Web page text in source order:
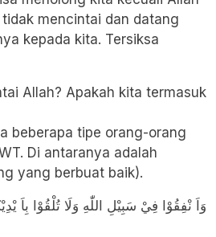
mencintai dan datang
kepada kita. Tersiksa
Allah? Apakah kita termasuk
beberapa tipe orang-orang
Di antaranya adalah
yang berbuat baik).
وَاَ نْفِقُوْا فِيْ سَبِيْلِ اللّٰهِ وَلَا تُلْقُوْا بِاَ